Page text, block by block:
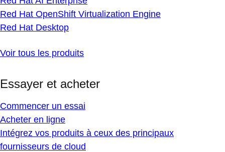
Red Hat OpenShift Virtualization Engine
Red Hat Desktop
Voir tous les produits
Essayer et acheter
Commencer un essai
Acheter en ligne
Intégrez vos produits à ceux des principaux
fournisseurs de cloud